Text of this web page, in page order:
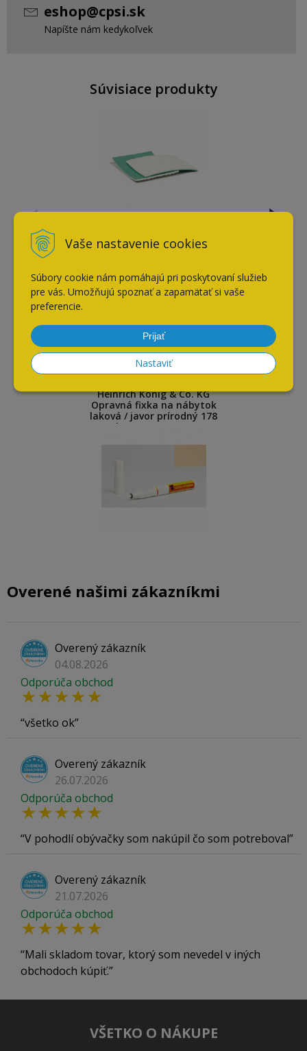
Vaše nastavenie cookies
Súbory cookie nám pomáhajú pri poskytovaní služieb
pre vás. Umožňujú spoznať a zapamätať si vaše
preferencie.
Prijať
Nastaviť
eshop@cpsi.sk
Napíšte nám kedykoľvek
Súvisiace produkty
Leštiaca a brúsiaca tkanina
10x13 cm
13,50 €
s DPH / ks
Naposledy navštívené
Heinrich König & Co. KG
Opravná fixka na nábytok
laková / javor prírodný 178
polomat / 243000178
Overené našimi zákazníkmi
Overený zákazník
04.08.2026
Odporúča obchod
všetko ok
Overený zákazník
26.07.2026
Odporúča obchod
V pohodlí obývačky som nakúpil čo som potreboval
Overený zákazník
21.07.2026
Odporúča obchod
Mali skladom tovar, ktorý som nevedel v iných
obchodoch kúpiť.
VŠETKO O NÁKUPE